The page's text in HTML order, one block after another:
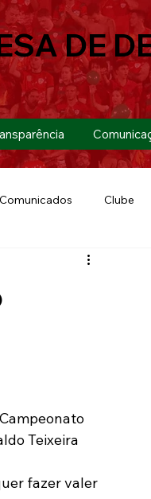
DE
Comunicados Clube
Teixeira
fazer valer